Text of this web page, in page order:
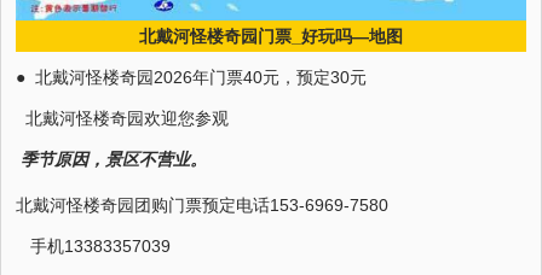
北戴河怪楼奇园门票_好玩吗—地图
● 北戴河怪楼奇园2026年门票40元，预定30元
北戴河怪楼奇园欢迎您参观
季节原因，景区不营业。
北戴河怪楼奇园团购门票预定电话153-6969-7580
手机13383357039